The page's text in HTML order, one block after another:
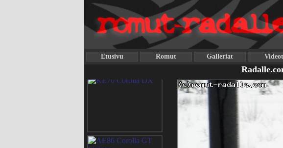
Etusivu Romut Galleriat Videot